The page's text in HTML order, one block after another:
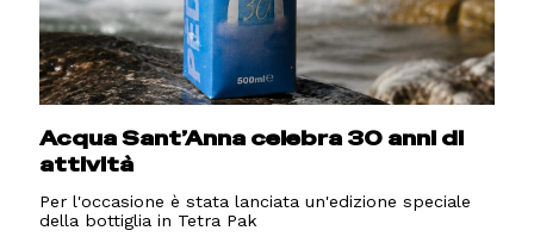
Acqua Sant’Anna celebra 30 anni di
attività
Per l'occasione è stata lanciata un'edizione speciale
della bottiglia in Tetra Pak